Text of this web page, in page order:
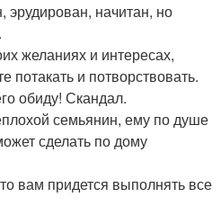
эрудирован, начитан, но
желаниях и интересах,
и потворствовать.
обиду! Скандал.
семьянин, ему по душе
сделать по дому
вам придется выполнять все